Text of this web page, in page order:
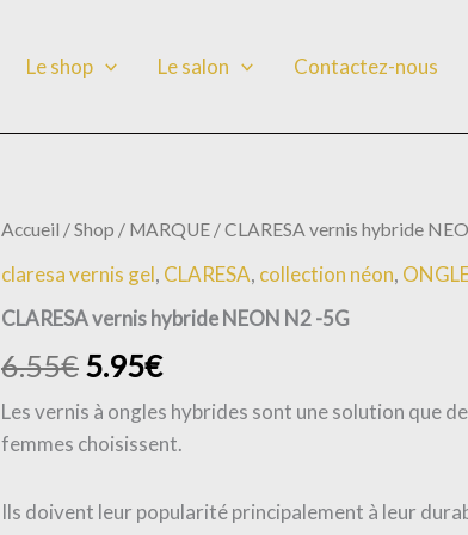
Le shop Le salon Contactez-nous
Accueil /Shop / MARQUE / CLARESA vernis hybride
claresa vernis gel, CLARESA, collection néon,
CLARESA vernis hybride NEON N2 -5G
6.55€ 5.95€
Les vernis à ongles hybrides sont une solution que
femmes choisissent.
Ils doivent leur popularité principalement à leur
quantité
CLARESA
hybride
N2